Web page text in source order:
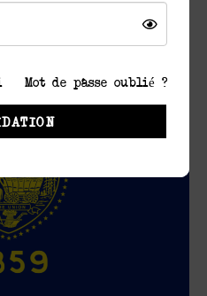
Floride
Mot de passe oublié ?